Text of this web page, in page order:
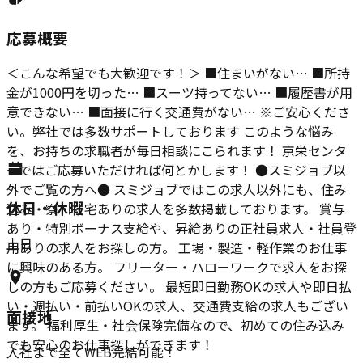
応募概要
＜こんな希望でも大歓迎です！＞ ■住まいがない… ■所持
金が1000円を切った… ■スーツ持ってない… ■履歴書が用
意できない… ■面接に行く交通費がない… ※ご安心くださ
い。弊社では多数サポートしております このような悩み
を、お持ちの求職者が毎日相談にこられます！ 京栄センタ
ーではご応募いただければ何とかします！ ●スミジョブ以
外でご覧の方へ● スミジョブではこの求人以外にも、住み
込み・寮・社宅ありの求人を多数掲載しております。 賞与
あり・特別ボーナス支給や、昇給ありの正社員求人・社員登
用ありの求人をお探しの方。 工場・製造・軽作業のお仕事
に興味のある方。 フリーター・ハローワークで求人をお探
しの方もご応募ください。 最短即日勤務OKの求人や即日払
い・週払い・前払いOKの求人、交通費支給の求人もござい
ます。 福利厚生・社会保険完備なので、初めての住み込み
でも安心のお仕事探しができます！
休日・休暇
土日
面接地
入社まで全てWEB完結可能！